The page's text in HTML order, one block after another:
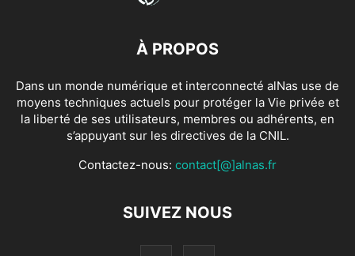
À PROPOS
Dans un monde numérique et interconnecté alNas use de
moyens techniques actuels pour protéger la Vie privée et
la liberté de ses utilisateurs, membres ou adhérents, en
s’appuyant sur les directives de la CNIL.
Contactez-nous: contact[@]alnas.fr
SUIVEZ NOUS